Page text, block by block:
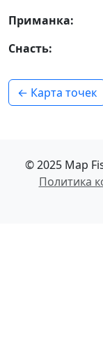
Приманка:
Снасть:
← Карта точек
© 2025 Map
Политика